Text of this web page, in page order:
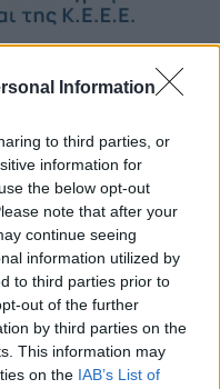
Information
to third parties, or
information for
the below opt-out
note that after your
continue seeing
information utilized by
to third parties prior to
out of the further
by third parties on the
This information may
on the IAB’s List of